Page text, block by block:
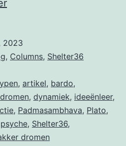
studie
2023
, Columns, Shelter36
, artikel, bardo,
dromen, dynamiek, ideeënleer,
, Padmasambhava, Plato,
psyche, Shelter36,
dromen